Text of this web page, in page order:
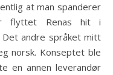
at man spanderer
flyttet Renas hit i
Det andre språket mitt
norsk. Konseptet ble
en annen leverandør